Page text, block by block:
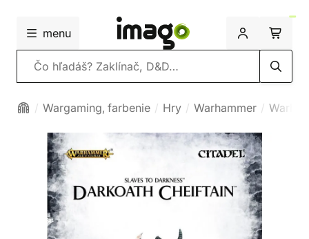
menu
Vyhľadávanie
Wargaming, farbenie Hry Warhammer